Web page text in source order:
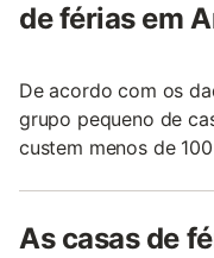
de férias em
De acordo com os
grupo pequeno de
custem menos de
As casas de